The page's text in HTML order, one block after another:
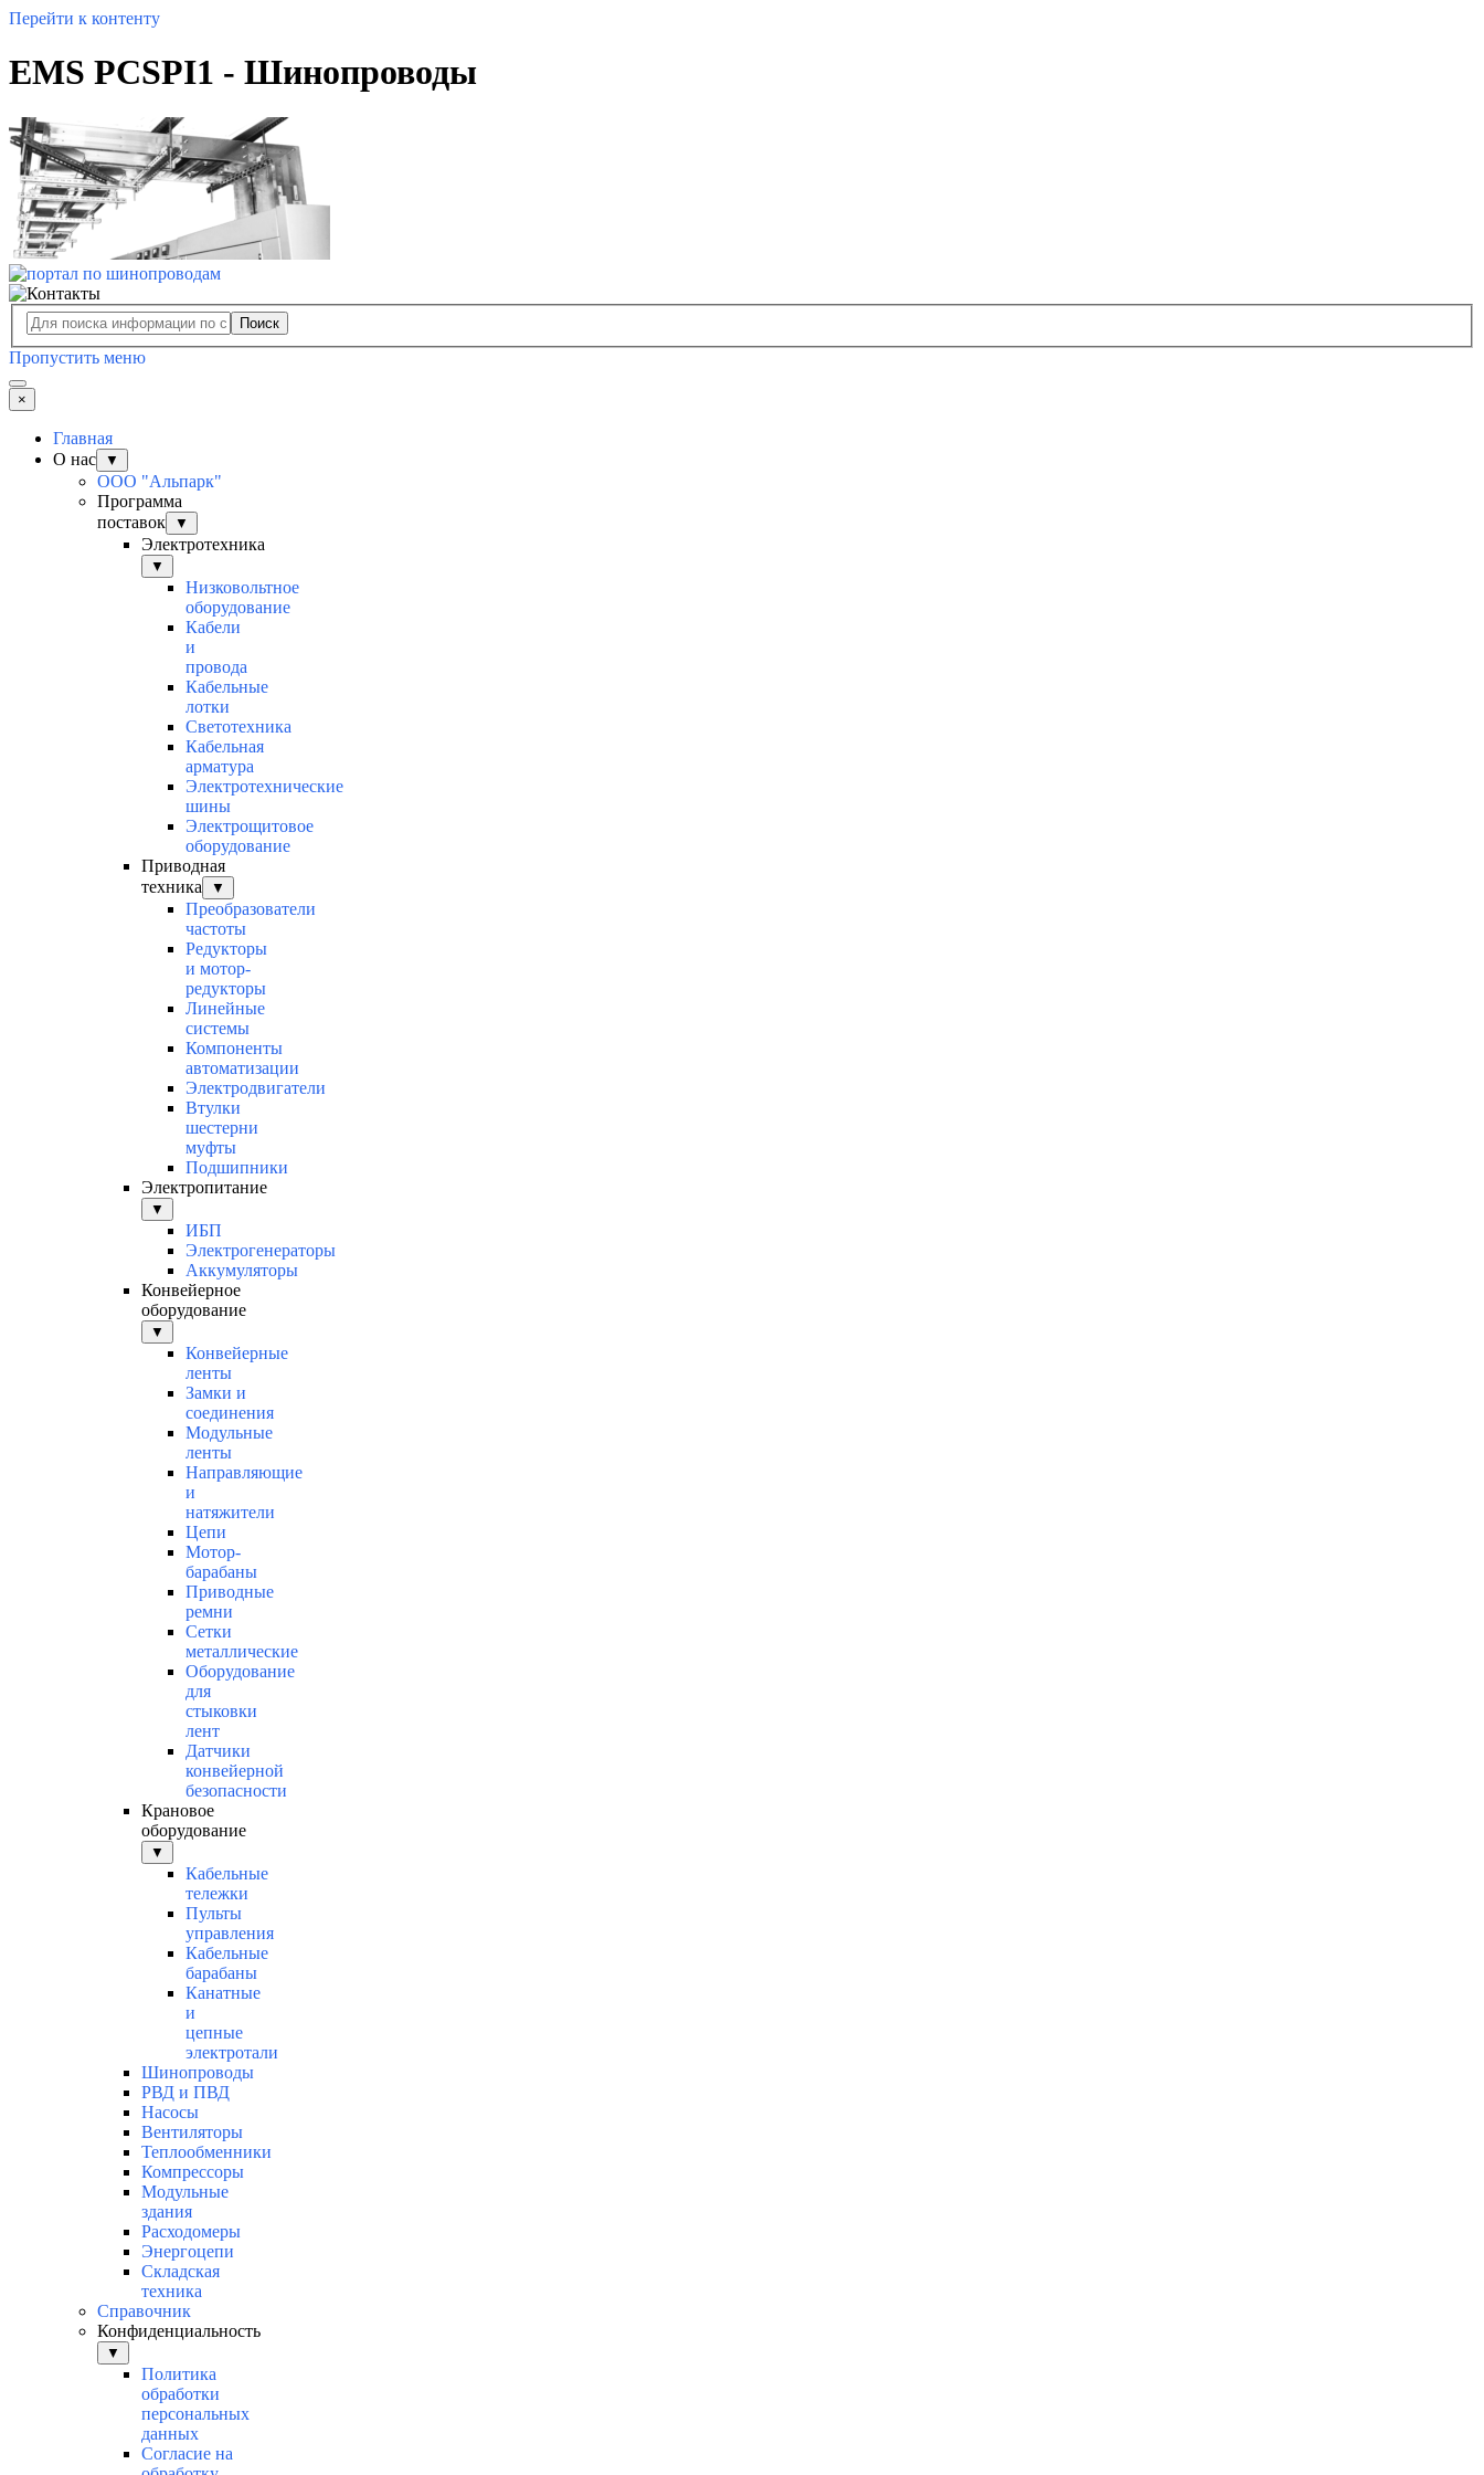
Перейти к контенту
EMS PCSPI1 - Шинопроводы
Поиск
Пропустить меню
×
Главная
О нас
▼
ООО "Альпарк"
Программа
поставок
▼
Электротехника
▼
Низковольтное
оборудование
Кабели
и
провода
Кабельные
лотки
Светотехника
Кабельная
арматура
Электротехнические
шины
Электрощитовое
оборудование
Приводная
техника
▼
Преобразователи
частоты
Редукторы
и мотор-
редукторы
Линейные
системы
Компоненты
автоматизации
Электродвигатели
Втулки
шестерни
муфты
Подшипники
Электропитание
▼
ИБП
Электрогенераторы
Аккумуляторы
Конвейерное
оборудование
▼
Конвейерные
ленты
Замки и
соединения
Модульные
ленты
Направляющие
и
натяжители
Цепи
Мотор-
барабаны
Приводные
ремни
Сетки
металлические
Оборудование
для
стыковки
лент
Датчики
конвейерной
безопасности
Крановое
оборудование
▼
Кабельные
тележки
Пульты
управления
Кабельные
барабаны
Канатные
и
цепные
электротали
Шинопроводы
РВД и ПВД
Насосы
Вентиляторы
Теплообменники
Компрессоры
Модульные
здания
Расходомеры
Энергоцепи
Складская
техника
Справочник
Конфиденциальность
▼
Политика
обработки
персональных
данных
Согласие на